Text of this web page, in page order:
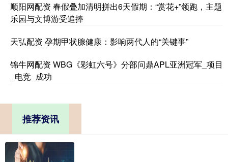
顺阳网配资 春假叠加清明拼出6天假期：“赏花+”领跑，主题
乐园与文博游受追捧
天弘配资 孕期甲状腺健康：影响两代人的“关键事”
锦牛网配资 WBG《彩虹六号》分部问鼎APL亚洲冠军_项目
_电竞_成功
推荐资讯